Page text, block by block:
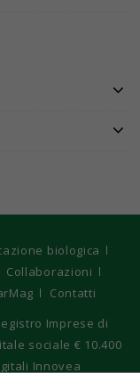
biologica
Collaborazioni
Contatti
Imprese di
sociale € 10.400
Innovea